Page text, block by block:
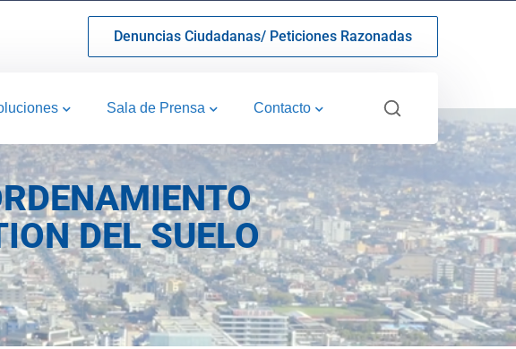
Denuncias Ciudadanas/ Peticiones Razonadas
Sala de Prensa Contacto
DEL SUELO